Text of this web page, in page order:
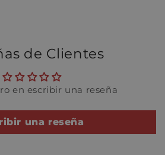
en
y
de Clientes
en escribir una reseña
una reseña